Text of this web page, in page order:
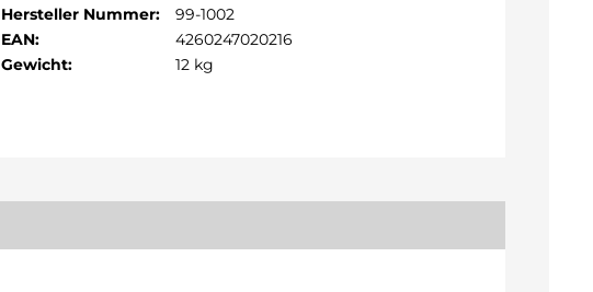
Hersteller Nummer:
99-1002
EAN:
4260247020216
Gewicht:
12 kg